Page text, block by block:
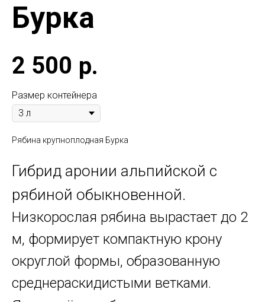
Бурка
2 500 р.
Размер контейнера
Рябина крупноплодная Бурка
Гибрид аронии альпийской с
рябиной обыкновенной.
Низкорослая рябина вырастает до 2
м, формирует компактную крону
округлой формы, образованную
среднераскидистыми ветками.